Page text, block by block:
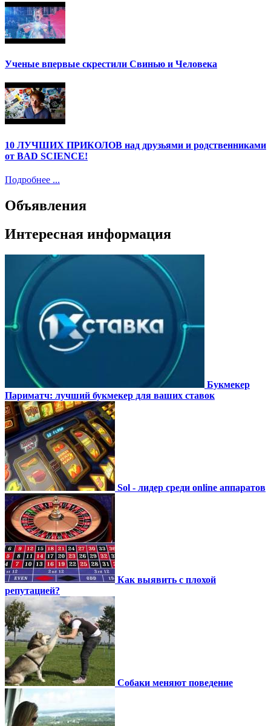
Ученые впервые скрестили Свинью и Человека
10 ЛУЧШИХ ПРИКОЛОВ над друзьями и родственниками
от BAD SCIENCE!
Подробнее ...
Объявления
Интересная информация
Букмекер
Париматч: лучший букмекер для ваших ставок
Sol - лидер среди online аппаратов
Как выявить с плохой
репутацией?
Собаки меняют поведение